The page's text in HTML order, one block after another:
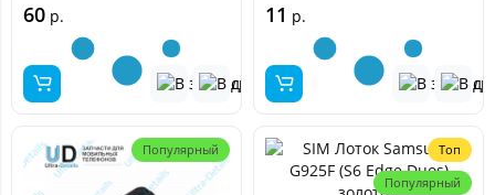
60 р. 11 р.
Популярный
Топ
Популярный